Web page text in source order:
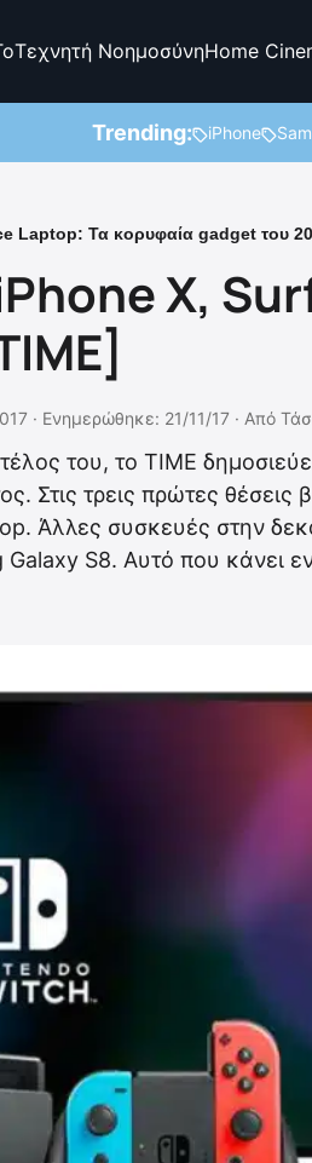
Τεχνητή ΝοημοσύνηHome
Trending: iPhone
Laptop: Τα κορυφαία gadget του
X,
· Ενημερώθηκε: 21/11/17 · Από
του, το ΤΙΜΕ
Στις τρεις πρώτες θέσεις
Άλλες συσκευές στην
S8. Αυτό που κάνει